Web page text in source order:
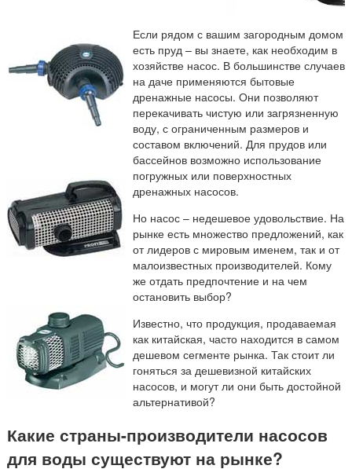
Если рядом с вашим загородным домом
есть пруд – вы знаете, как необходим в
хозяйстве насос. В большинстве случаев
на даче применяются бытовые
дренажные насосы. Они позволяют
перекачивать чистую или загрязненную
воду, с ограниченным размеров и
составом включений. Для прудов или
бассейнов возможно использование
погружных или поверхностных
дренажных насосов.
Но насос – недешевое удовольствие. На
рынке есть множество предложений, как
от лидеров с мировым именем, так и от
малоизвестных производителей. Кому
же отдать предпочтение и на чем
остановить выбор?
Известно, что продукция, продаваемая
как китайская, часто находится в самом
дешевом сегменте рынка. Так стоит ли
гоняться за дешевизной китайских
насосов, и могут ли они быть достойной
альтернативой?
Какие страны-производители насосов
для воды существуют на рынке?